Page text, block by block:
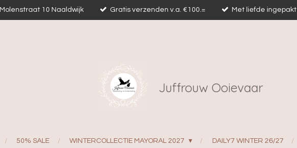
Molenstraat 10 Naaldwijk Gratis verzenden v.a. €100.= Met liefde ingepakt
Juffrouw Ooievaar
50% SALE WINTERCOLLECTIE MAYORAL 2027 DAILY7 WINTER 26/27